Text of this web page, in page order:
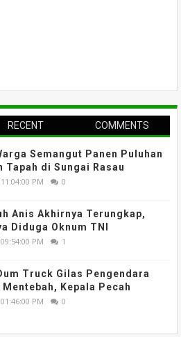
RECENT COMMENTS
Semangut Panen Puluhan
Tapah di Sungai Rasau
PM 0
Anis Akhirnya Terungkap,
Diduga Oknum TNI
PM 1
Truck Gilas Pengendara
Kepala Pecah
PM 0